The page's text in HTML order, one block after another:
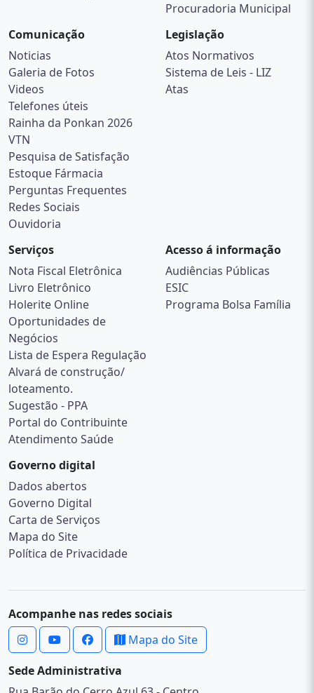
Procuradoria Municipal
Comunicação
Noticias
Galeria de Fotos
Videos
Telefones úteis
Rainha da Ponkan 2026
VTN
Pesquisa de Satisfação
Estoque Fármacia
Perguntas Frequentes
Redes Sociais
Ouvidoria
Legislação
Atos Normativos
Sistema de Leis - LIZ
Atas
Serviços
Nota Fiscal Eletrônica
Livro Eletrônico
Holerite Online
Oportunidades de
Negócios
Lista de Espera Regulação
Alvará de construção/
loteamento.
Sugestão - PPA
Portal do Contribuinte
Atendimento Saúde
Acesso á informação
Audiências Públicas
ESIC
Programa Bolsa Família
Governo digital
Dados abertos
Governo Digital
Carta de Serviços
Mapa do Site
Política de Privacidade
Acompanhe nas redes sociais
Mapa do Site
Sede Administrativa